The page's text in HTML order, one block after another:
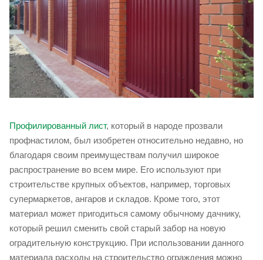
Профилированный лист, который в народе прозвали
профнастилом, был изобретен относительно недавно, но
благодаря своим преимуществам получил широкое
распространение во всем мире. Его используют при
строительстве крупных объектов, например, торговых
супермаркетов, ангаров и складов. Кроме того, этот
материал может пригодиться самому обычному дачнику,
который решил сменить свой старый забор на новую
оградительную конструкцию. При использовании данного
материала расходы на строительство ограждения можно